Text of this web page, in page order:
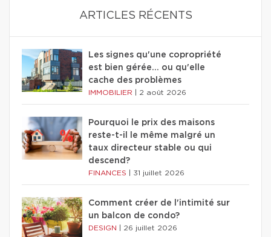
ARTICLES RÉCENTS
Les signes qu'une copropriété
est bien gérée… ou qu'elle
cache des problèmes
IMMOBILIER 2 août 2026
Pourquoi le prix des maisons
reste-t-il le même malgré un
taux directeur stable ou qui
descend?
FINANCES 31 juillet 2026
Comment créer de l'intimité sur
un balcon de condo?
DESIGN 26 juillet 2026